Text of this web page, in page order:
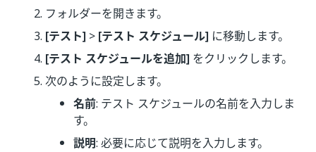
フォルダーを開きます。
[テスト] > [テスト スケジュール] に移動します。
[テスト スケジュールを追加] をクリックします。
次のように設定します。
名前: テスト スケジュールの名前を入力しま
す。
説明: 必要に応じて説明を入力します。